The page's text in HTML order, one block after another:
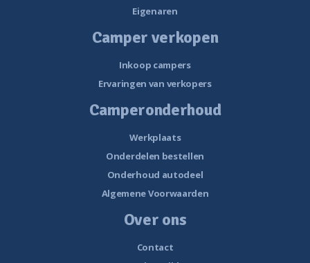
Eigenaren
Camper verkopen
Inkoop campers
Ervaringen van verkopers
Camperonderhoud
Werkplaats
Onderdelen bestellen
Onderhoud autodeel
Algemene Voorwaarden
Over ons
Contact